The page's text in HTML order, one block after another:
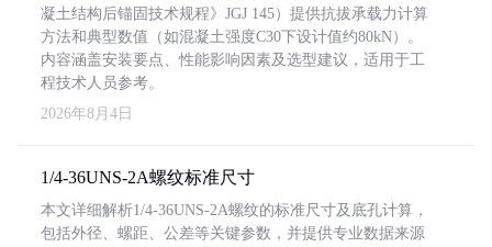
凝土结构后锚固技术规程》JGJ 145）提供抗拔承载力计算
方法和典型数值（如混凝土强度C30下设计值约80kN）。
内容涵盖安装要点、性能影响因素及选型建议，适用于工
程技术人员参考。
2026年8月4日
1/4-36UNS-2A螺纹标准尺寸
本文详细解析1/4-36UNS-2A螺纹的标准尺寸及底孔计算，
包括外径、螺距、公差等关键参数，并提供专业数据来源